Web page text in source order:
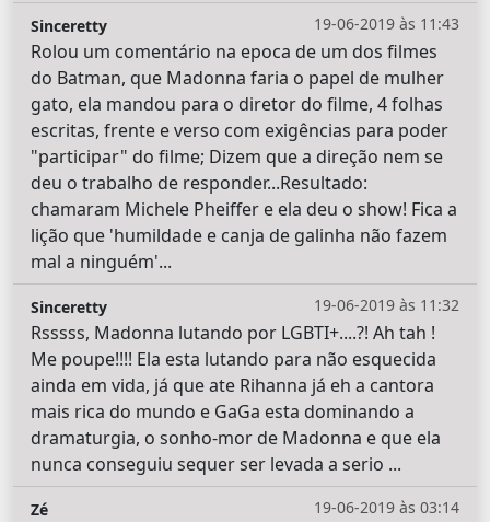
19-06-2019 às 11:43
Sinceretty
Rolou um comentário na epoca de um dos filmes
do Batman, que Madonna faria o papel de mulher
gato, ela mandou para o diretor do filme, 4 folhas
escritas, frente e verso com exigências para poder
"participar" do filme; Dizem que a direção nem se
deu o trabalho de responder...Resultado:
chamaram Michele Pheiffer e ela deu o show! Fica a
lição que 'humildade e canja de galinha não fazem
mal a ninguém'...
19-06-2019 às 11:32
Sinceretty
Rsssss, Madonna lutando por LGBTI+....?! Ah tah !
Me poupe!!!! Ela esta lutando para não esquecida
ainda em vida, já que ate Rihanna já eh a cantora
mais rica do mundo e GaGa esta dominando a
dramaturgia, o sonho-mor de Madonna e que ela
nunca conseguiu sequer ser levada a serio ...
19-06-2019 às 03:14
Zé